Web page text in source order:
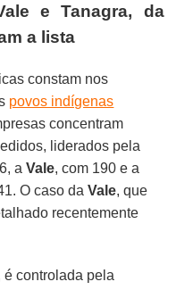
e Tanagra, da
a lista
constam nos
povos indígenas
concentram
liderados pela
aVale, com 190 e a
O caso daVale, que
recentemente
é controlada pela